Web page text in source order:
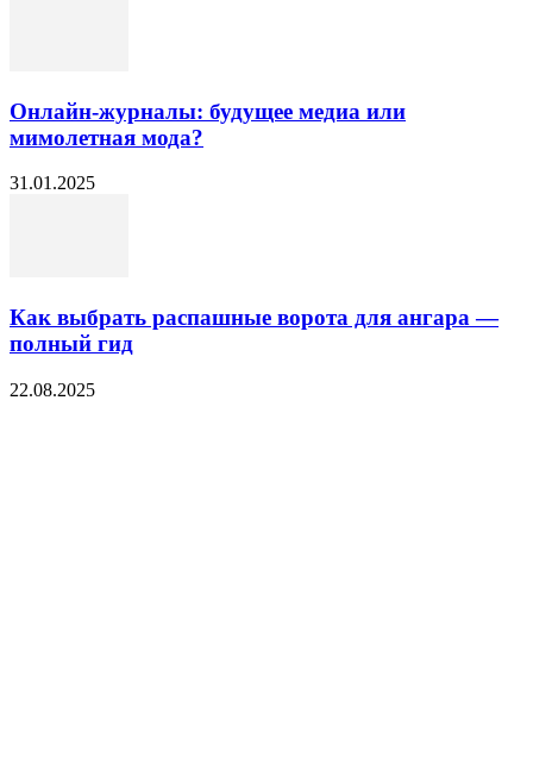
Онлайн-журналы: будущее медиа или
мимолетная мода?
31.01.2025
Как выбрать распашные ворота для ангара —
полный гид
22.08.2025